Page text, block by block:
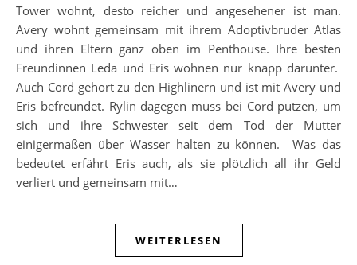
Tower wohnt, desto reicher und angesehener ist man.
Avery wohnt gemeinsam mit ihrem Adoptivbruder Atlas
und ihren Eltern ganz oben im Penthouse. Ihre besten
Freundinnen Leda und Eris wohnen nur knapp darunter.
Auch Cord gehört zu den Highlinern und ist mit Avery und
Eris befreundet. Rylin dagegen muss bei Cord putzen, um
sich und ihre Schwester seit dem Tod der Mutter
einigermaßen über Wasser halten zu können. Was das
bedeutet erfährt Eris auch, als sie plötzlich all ihr Geld
verliert und gemeinsam mit…
WEITERLESEN